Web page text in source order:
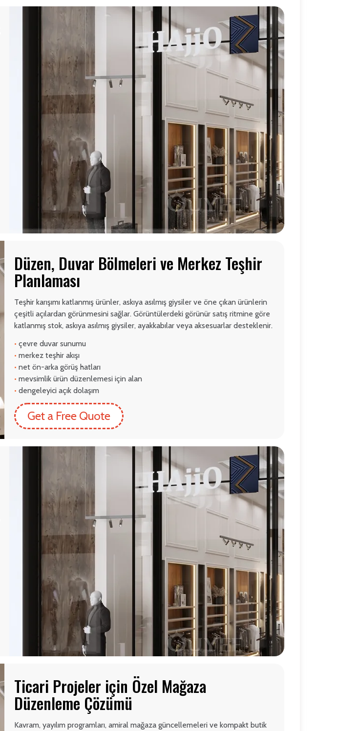
Düzen, Duvar Bölmeleri ve Merkez Teşhir
Planlaması
Teşhir karışımı katlanmış ürünler, askıya asılmış giysiler ve öne çıkan ürünlerin
çeşitli açılardan görünmesini sağlar. Görüntülerdeki görünür satış ritmine göre
katlanmış stok, askıya asılmış giysiler, ayakkabılar veya aksesuarlar desteklenir.
• çevre duvar sunumu
• merkez teşhir akışı
• net ön-arka görüş hatları
• mevsimlik ürün düzenlemesi için alan
• dengeleyici açık dolaşım
Get a Free Quote
Ticari Projeler için Özel Mağaza
Düzenleme Çözümü
Kavram, yayılım programları, amiral mağaza güncellemeleri ve kompakt butik